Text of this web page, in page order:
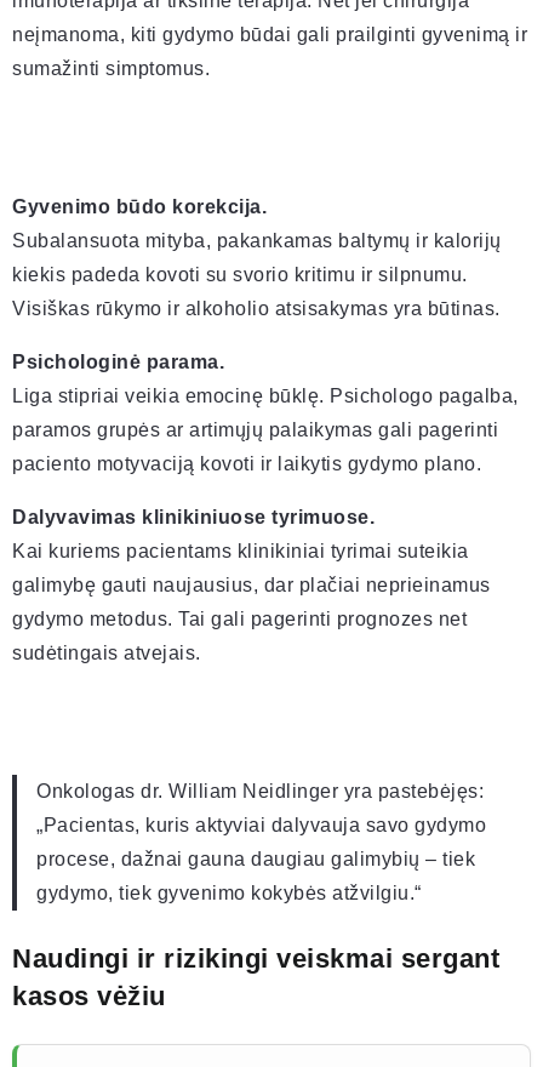
neįmanoma, kiti gydymo būdai gali prailginti gyvenimą ir
sumažinti simptomus.
Gyvenimo būdo korekcija.
Subalansuota mityba, pakankamas baltymų ir kalorijų
kiekis padeda kovoti su svorio kritimu ir silpnumu.
Visiškas rūkymo ir alkoholio atsisakymas yra būtinas.
Psichologinė parama.
Liga stipriai veikia emocinę būklę. Psichologo pagalba,
paramos grupės ar artimųjų palaikymas gali pagerinti
paciento motyvaciją kovoti ir laikytis gydymo plano.
Dalyvavimas klinikiniuose tyrimuose.
Kai kuriems pacientams klinikiniai tyrimai suteikia
galimybę gauti naujausius, dar plačiai neprieinamus
gydymo metodus. Tai gali pagerinti prognozes net
sudėtingais atvejais.
Onkologas dr. William Neidlinger yra pastebėjęs:
„Pacientas, kuris aktyviai dalyvauja savo gydymo
procese, dažnai gauna daugiau galimybių – tiek
gydymo, tiek gyvenimo kokybės atžvilgiu.“
Naudingi ir rizikingi veiskmai sergant
kasos vėžiu